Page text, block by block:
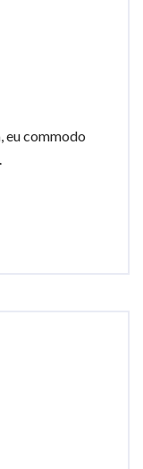
eu commodo